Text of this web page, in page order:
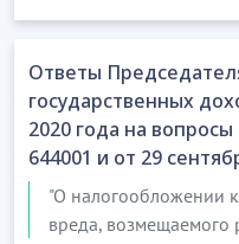
Ответы
государственных
2020 года на
644001 и от 29
"О налогообложении
вреда, возмещаемого